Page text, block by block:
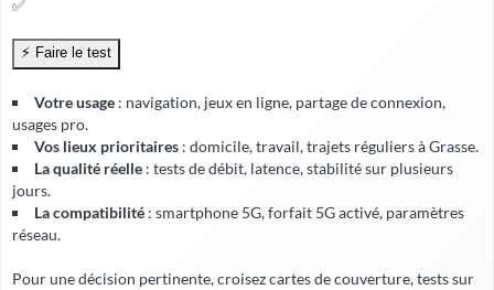
✅
Votre usage : navigation, jeux en ligne, partage de connexion,
usages pro.
Vos lieux prioritaires : domicile, travail, trajets réguliers à Grasse.
La qualité réelle : tests de débit, latence, stabilité sur plusieurs
jours.
La compatibilité : smartphone 5G, forfait 5G activé, paramètres
réseau.
Pour une décision pertinente, croisez cartes de couverture, tests sur